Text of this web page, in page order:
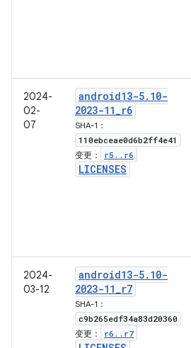
2024-
02-
07
android13-5. 10-
2023-11_r6
SHA-1：
110ebceae0d6b2ff4e41
变更： r5 . . r6
LICENSES
2024-
03-12
android13-5. 10-
2023-11_r7
SHA-1：
c9b265edf34a83d20360
变更： r6 . . r7